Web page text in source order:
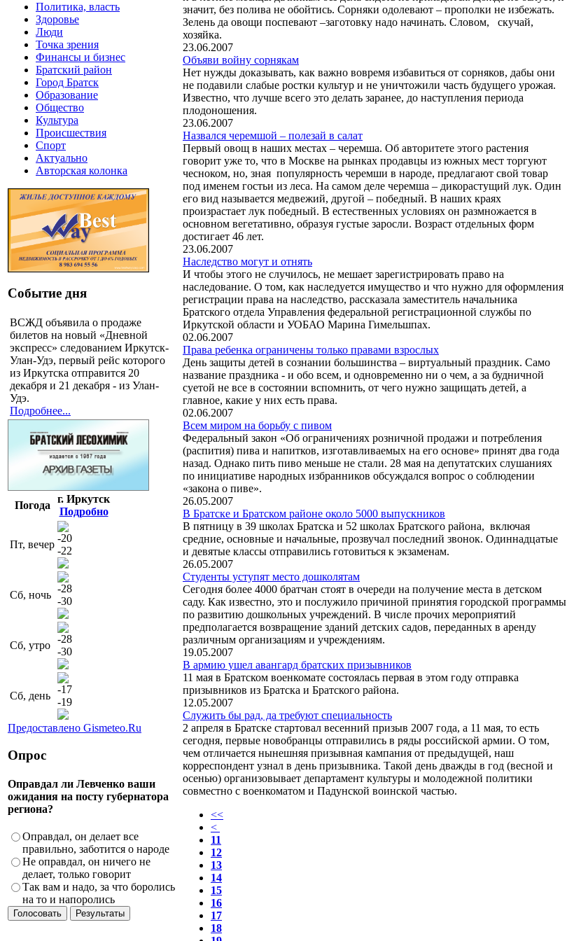
Политика, власть
Здоровье
Люди
Точка зрения
Финансы и бизнес
Братский район
Город Братск
Образование
Общество
Культура
Происшествия
Спорт
Актуально
Авторская колонка
Событие дня
ВСЖД объявила о продаже
билетов на новый «Дневной
экспресс» следованием Иркутск-
Улан-Удэ, первый рейс которого
из Иркутска отправится 20
декабря и 21 декабря - из Улан-
Удэ.
Подробнее...
Погода
г. Иркутск
Подробно
Пт, вечер
-20
-22
Сб, ночь
-28
-30
Сб, утро
-28
-30
Сб, день
-17
-19
Предоставлено Gismeteo.Ru
Опрос
Оправдал ли Левченко ваши
ожидания на посту губернатора
региона?
Оправдал, он делает все
правильно, заботится о народе
Не оправдал, он ничего не
делает, только говорит
Так вам и надо, за что боролись
на то и напоролись
значит, без полива не обойтись. Сорняки одолевают – прополки не избежать.
Зелень да овощи поспевают –заготовку надо начинать. Словом, скучай,
хозяйка.
23.06.2007
Объяви войну сорнякам
Нет нужды доказывать, как важно вовремя избавиться от сорняков, дабы они
не подавили слабые ростки культур и не уничтожили часть будущего урожая.
Известно, что лучше всего это делать заранее, до наступления периода
плодоношения.
23.06.2007
Назвался черемшой – полезай в салат
Первый овощ в наших местах – черемша. Об авторитете этого растения
говорит уже то, что в Москве на рынках продавцы из южных мест торгуют
чесноком, но, зная популярность черемши в народе, предлагают свой товар
под именем гостьи из леса. На самом деле черемша – дикорастущий лук. Один
его вид называется медвежий, другой – победный. В наших краях
произрастает лук победный. В естественных условиях он размножается в
основном вегетативно, образуя густые заросли. Возраст отдельных форм
достигает 46 лет.
23.06.2007
Наследство могут и отнять
И чтобы этого не случилось, не мешает зарегистрировать право на
наследование. О том, как наследуется имущество и что нужно для оформления
регистрации права на наследство, рассказала заместитель начальника
Братского отдела Управления федеральной регистрационной службы по
Иркутской области и УОБАО Марина Гимельшпах.
02.06.2007
Права ребенка ограничены только правами взрослых
День защиты детей в сознании большинства – виртуальный праздник. Само
название праздника - и обо всем, и одновременно ни о чем, а за будничной
суетой не все в состоянии вспомнить, от чего нужно защищать детей, а
главное, какие у них есть права.
02.06.2007
Всем миром на борьбу с пивом
Федеральный закон «Об ограничениях розничной продажи и потребления
(распития) пива и напитков, изготавливаемых на его основе» принят два года
назад. Однако пить пиво меньше не стали. 28 мая на депутатских слушаниях
по инициативе народных избранников обсуждался вопрос о соблюдении
«закона о пиве».
26.05.2007
В Братске и Братском районе около 5000 выпускников
В пятницу в 39 школах Братска и 52 школах Братского района, включая
средние, основные и начальные, прозвучал последний звонок. Одиннадцатые
и девятые классы отправились готовиться к экзаменам.
26.05.2007
Студенты уступят место дошколятам
Сегодня более 4000 братчан стоят в очереди на получение места в детском
саду. Как известно, это и послужило причиной принятия городской программы
по развитию дошкольных учреждений. В числе прочих мероприятий
предполагается возвращение зданий детских садов, переданных в аренду
различным организациям и учреждениям.
19.05.2007
В армию ушел авангард братских призывников
11 мая в Братском военкомате состоялась первая в этом году отправка
призывников из Братска и Братского района.
12.05.2007
Служить бы рад, да требуют специальность
2 апреля в Братске стартовал весенний призыв 2007 года, а 11 мая, то есть
сегодня, первые новобранцы отправились в ряды российской армии. О том,
чем отличается нынешняя призывная кампания от предыдущей, наш
корреспондент узнал в день призывника. Такой день дважды в год (весной и
осенью) организовывает департамент культуры и молодежной политики
совместно с военкоматом и Падунской воинской частью.
<<
<
11
12
13
14
15
16
17
18